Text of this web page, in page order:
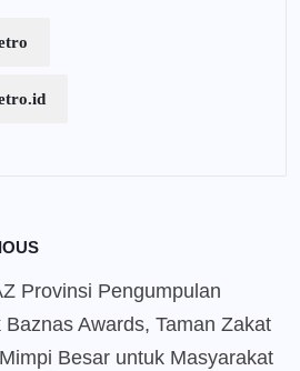
Provinsi Pengumpulan
Baznas Awards, Taman Zakat
Besar untuk Masyarakat